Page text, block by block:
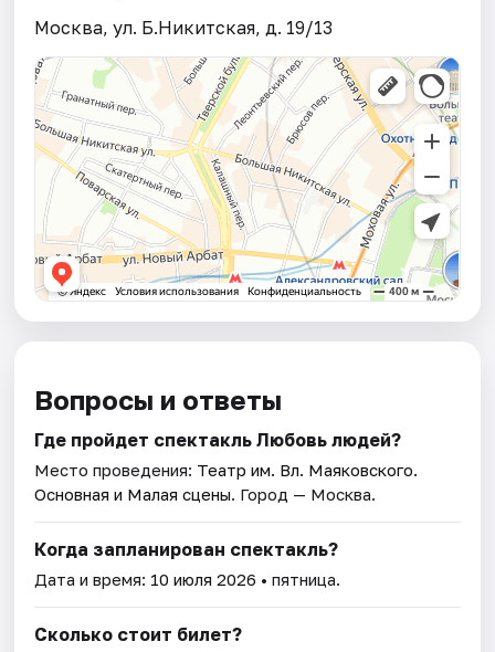
Москва, ул. Б.Никитская, д. 19/13
Вопросы и ответы
Где пройдет спектакль Любовь людей?
Место проведения: Театр им. Вл. Маяковского.
Основная и Малая сцены. Город — Москва.
Когда запланирован спектакль?
Дата и время: 10 июля 2026 • пятница.
Сколько стоит билет?